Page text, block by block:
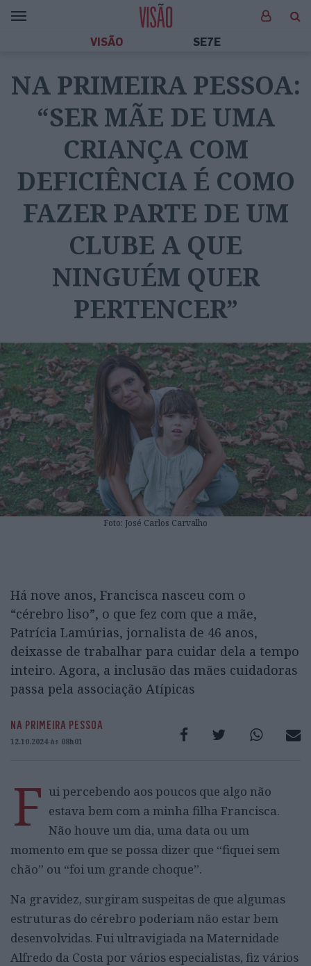
VISÃO SE7E
NA PRIMEIRA PESSOA:
“SER MÃE DE UMA
CRIANÇA COM
DEFICIÊNCIA É COMO
FAZER PARTE DE UM
CLUBE A QUE
NINGUÉM QUER
PERTENCER”
Foto: José Carlos Carvalho
Há nove anos, Francisca nasceu com o
“cérebro liso”, o que fez com que a mãe,
Patrícia Lamúrias, jornalista de 46 anos,
deixasse de trabalhar para cuidar dela a tempo
inteiro. Agora, a inclusão das mães cuidadoras
passa pela associação Atípicas
NA PRIMEIRA PESSOA
12.10.2024 às 08h01
F ui percebendo aos poucos que algo não
estava bem com a minha filha Francisca.
Não houve um dia, uma data ou um
momento em que se possa dizer que “fiquei sem
chão” ou “foi um grande choque”.
Na gravidez, surgiram suspeitas de que algumas
estruturas do cérebro poderiam não estar bem
desenvolvidas. Fui ultravigiada na Maternidade
Alfredo da Costa por vários especialistas, fiz vários